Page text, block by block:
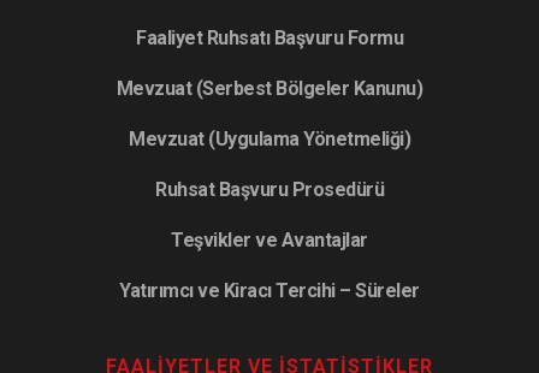
Faaliyet Ruhsatı Başvuru Formu
Mevzuat (Serbest Bölgeler Kanunu)
Mevzuat (Uygulama Yönetmeliği)
Ruhsat Başvuru Prosedürü
Teşvikler ve Avantajlar
Yatırımcı ve Kiracı Tercihi – Süreler
FAALIYETLER VE İSTATISTIKLER